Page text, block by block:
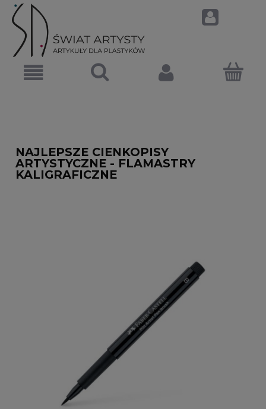
NAJLEPSZE CIENKOPISY
ARTYSTYCZNE - FLAMASTRY
KALIGRAFICZNE